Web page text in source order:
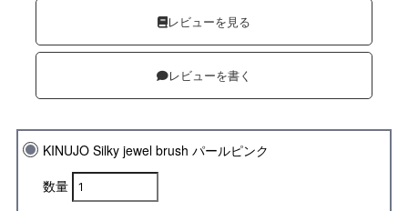
レビューを見る
レビューを書く
KINUJO Silky jewel brush パールピンク
数量